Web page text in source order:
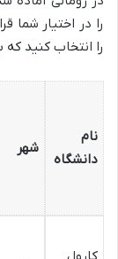
را در اختیار شما
را انتخاب کنید
نام
دانشگاه
شهر